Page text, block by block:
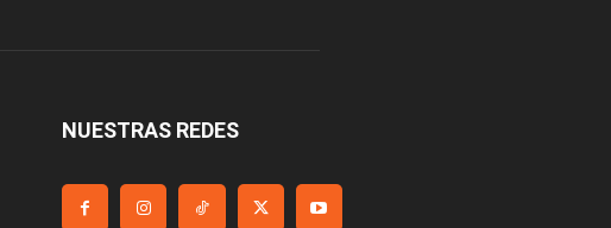
NUESTRAS REDES